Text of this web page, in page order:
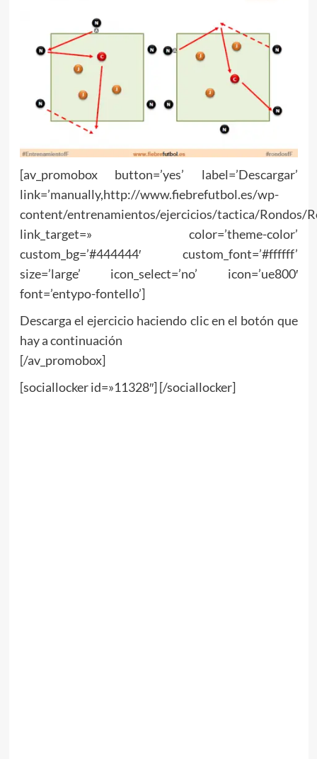
[av_promobox button=’yes’ label=’Descargar’
link=’manually,http://www.fiebrefutbol.es/wp-
content/entrenamientos/ejercicios/tactica/Rondos/
link_target=» color=’theme-color’
custom_bg=’#444444′ custom_font=’#ffffff’
size=’large’ icon_select=’no’ icon=’ue800′
font=’entypo-fontello’]
Descarga el ejercicio haciendo clic en el botón que
hay a continuación
[/av_promobox]
[sociallocker id=»11328″] [/sociallocker]